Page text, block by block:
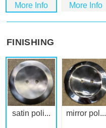
More Info More Info
FINISHING
satin poli... mirror pol...